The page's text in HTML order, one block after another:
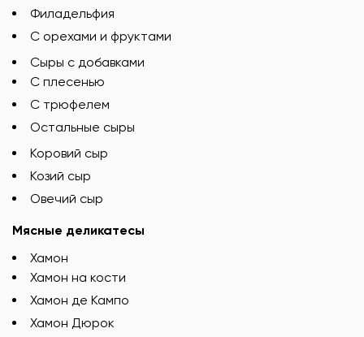
Филадельфия
С орехами и фруктами
Сыры с добавками
C плесенью
С трюфелем
Остальные сыры
Коровий сыр
Козий сыр
Овечий сыр
Мясные деликатесы
Хамон
Хамон на кости
Хамон де Кампо
Хамон Дюрок